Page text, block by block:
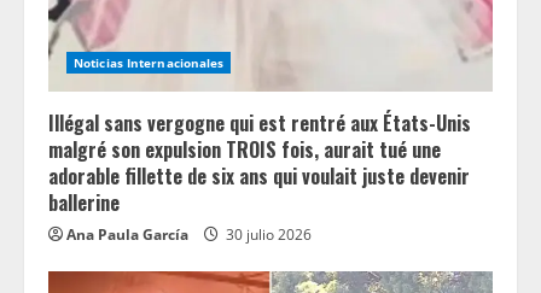
Noticias Internacionales
Illégal sans vergogne qui est rentré aux États-Unis
malgré son expulsion TROIS fois, aurait tué une
adorable fillette de six ans qui voulait juste devenir
ballerine
Ana Paula García 30 julio 2026